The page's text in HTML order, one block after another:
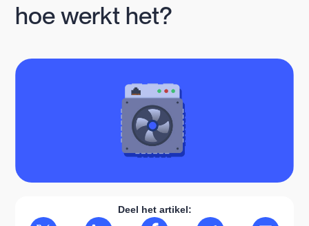
hoe werkt het?
Deel het artikel: